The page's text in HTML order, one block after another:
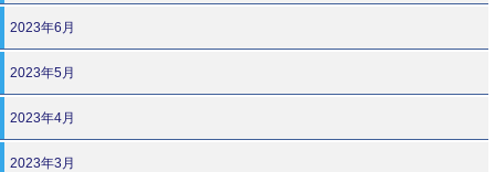
2023年6月
2023年5月
2023年4月
2023年3月